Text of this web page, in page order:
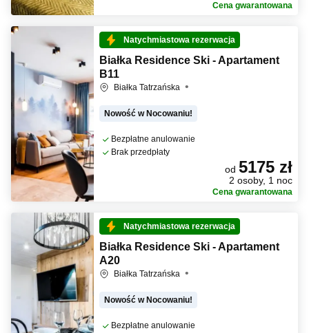
Cena gwarantowana
Natychmiastowa rezerwacja
Białka Residence Ski - Apartament
B11
Białka Tatrzańska
Nowość w Nocowaniu!
Bezpłatne anulowanie
Brak przedpłaty
od 5175 zł
2 osoby, 1 noc
Cena gwarantowana
Natychmiastowa rezerwacja
Białka Residence Ski - Apartament
A20
Białka Tatrzańska
Nowość w Nocowaniu!
Bezpłatne anulowanie